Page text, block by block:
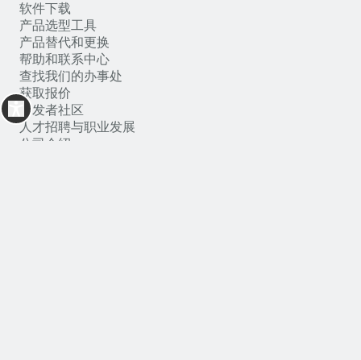
软件下载
产品选型工具
产品替代和更换
帮助和联系中心
查找我们的办事处
获取报价
开发者社区
人才招聘与职业发展
公司介绍